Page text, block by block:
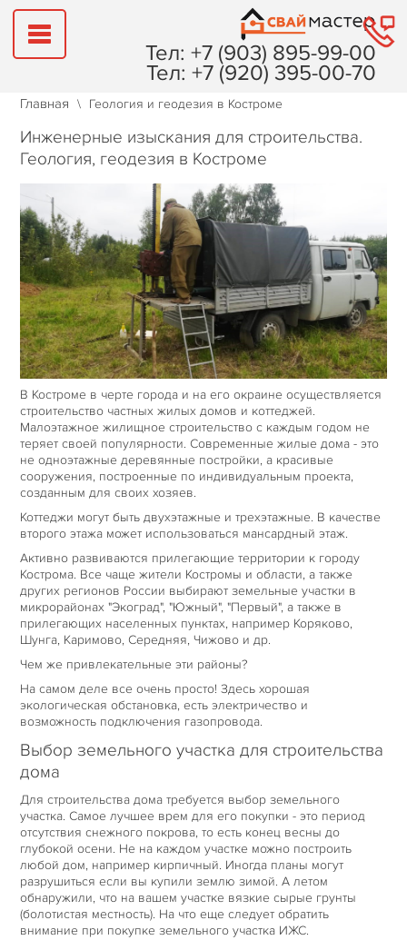
Тел: +7 (903) 895-99-00
Тел: +7 (920) 395-00-70
ГЛАВНАЯ
ФУНДАМЕНТЫ
СТРОИТЕЛЬСТВО
ГЕОЛОГИЯ
ТЕХНОЛОГИЯ
ОНЛАЙН КАЛЬКУЛЯТОР
НАШИ РАБОТЫ
НАШИ ПРОЕКТЫ
ЦЕНЫ
ОТЗЫВЫ
КОНТАКТЫ
Главная \ Геология и геодезия в Костроме
Инженерные изыскания для строительства.
Геология, геодезия в Костроме
В Костроме в черте города и на его окраине осуществляется
строительство частных жилых домов и коттеджей.
Малоэтажное жилищное строительство с каждым годом не
теряет своей популярности. Современные жилые дома - это
не одноэтажные деревянные постройки, а красивые
сооружения, построенные по индивидуальным проекта,
созданным для своих хозяев.
Коттеджи могут быть двухэтажные и трехэтажные. В качестве
второго этажа может использоваться мансардный этаж.
Активно развиваются прилегающие территории к городу
Кострома. Все чаще жители Костромы и области, а также
других регионов России выбирают земельные участки в
микрорайонах "Экоград", "Южный", "Первый", а также в
прилегающих населенных пунктах, например Коряково,
Шунга, Каримово, Середняя, Чижово и др.
Чем же привлекательные эти районы?
На самом деле все очень просто! Здесь хорошая
экологическая обстановка, есть электричество и
возможность подключения газопровода.
Выбор земельного участка для строительства
дома
Для строительства дома требуется выбор земельного
участка. Самое лучшее врем для его покупки - это период
отсутствия снежного покрова, то есть конец весны до
глубокой осени. Не на каждом участке можно построить
любой дом, например кирпичный. Иногда планы могут
разрушиться если вы купили землю зимой. А летом
обнаружили, что на вашем участке вязкие сырые грунты
(болотистая местность). На что еще следует обратить
внимание при покупке земельного участка ИЖС.